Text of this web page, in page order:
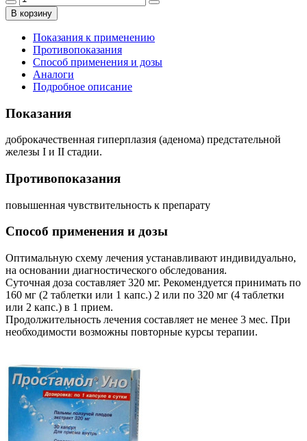
В корзину
Показания к применению
Противопоказания
Способ применения и дозы
Аналоги
Подробное описание
Показания
доброкачественная гиперплазия (аденома) предстательной
железы I и II стадии.
Противопоказания
повышенная чувствительность к препарату
Способ применения и дозы
Оптимальную схему лечения устанавливают индивидуально,
на основании диагностического обследования.
Суточная доза составляет 320 мг. Рекомендуется принимать по
160 мг (2 таблетки или 1 капс.) 2 или по 320 мг (4 таблетки
или 2 капс.) в 1 прием.
Продолжительность лечения составляет не менее 3 мес. При
необходимости возможны повторные курсы терапии.